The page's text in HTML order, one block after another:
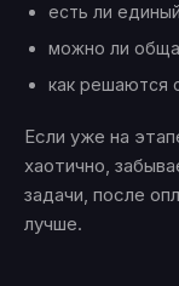
есть ли
можно ли
как решаются
Если уже на
хаотично,
задачи, после
лучше.